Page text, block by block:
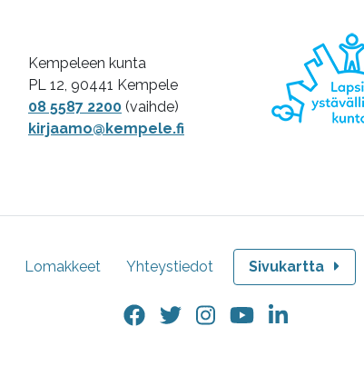
Kempeleen kunta
PL 12, 90441 Kempele
08 5587 2200 (vaihde)
kirjaamo@kempele.fi
Lomakkeet Yhteystiedot Sivukartta
Facebook.
Twitter.
Instagram.
YouTube.
LinkedIn.